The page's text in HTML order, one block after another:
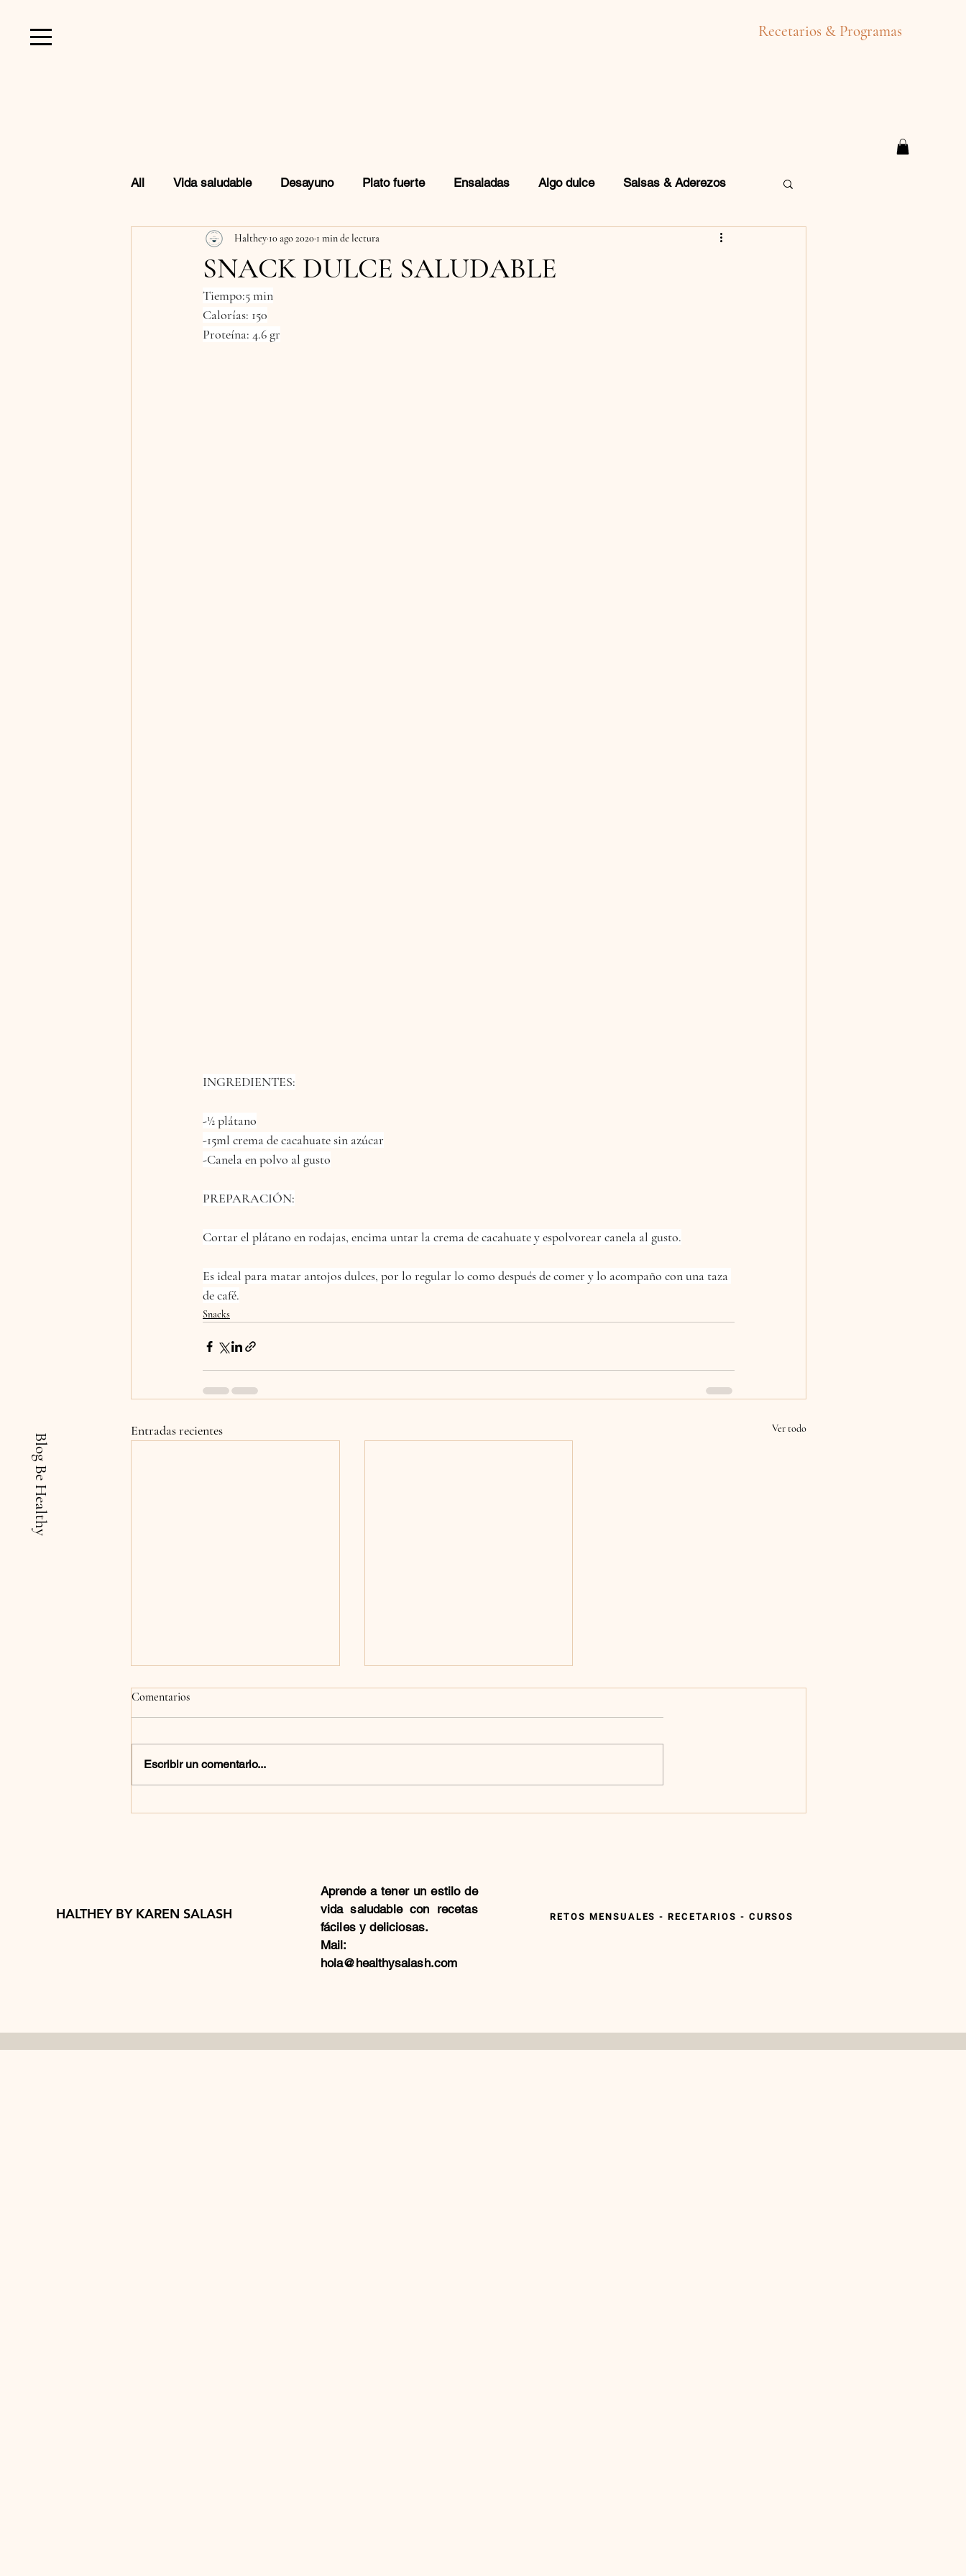
Recetarios & Programas
Blog Be Healthy
All Vida saludable Desayuno Plato fuerte Ensaladas Algo dulce Salsas & Aderezos
Favoritos de Amazon Bebidas Snacks
SNACK DULCE SALUDABLE
Halthey 10 ago 2020 1 min de lectura
Tiempo:5 min
Calorías: 150
Proteína: 4.6 gr
INGREDIENTES:
-½ plátano
-15ml crema de cacahuate sin azúcar
-Canela en polvo al gusto
PREPARACIÓN:
Cortar el plátano en rodajas, encima untar la crema de cacahuate y espolvorear canela al gusto.
Es ideal para matar antojos dulces, por lo regular lo como después de comer y lo acompaño con una taza
de café.
Snacks
Entradas recientes Ver todo
BITES DE REESE´S
DURAZNO AL HORNO
Comentarios
Escribir un comentario...
HALTHEY BY KAREN SALASH
Aprende a tener un estilo de
vida saludable con recetas
fáciles y deliciosas.
Mail:
hola@healthysalash.com
RETOS MENSUALES - RECETARIOS - CURSOS